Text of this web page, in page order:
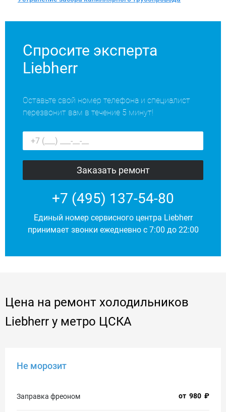
Спросите эксперта
Liebherr
Оставьте свой номер телефона и специалист
перезвонит вам в течение 5 минут!
+7 (495) 137-54-80
Единый номер сервисного центра Liebherr
принимает звонки ежедневно с 7:00 до 22:00
Цена на ремонт холодильников
Liebherr у метро ЦСКА
Не морозит
Заправка фреоном от 980 ₽